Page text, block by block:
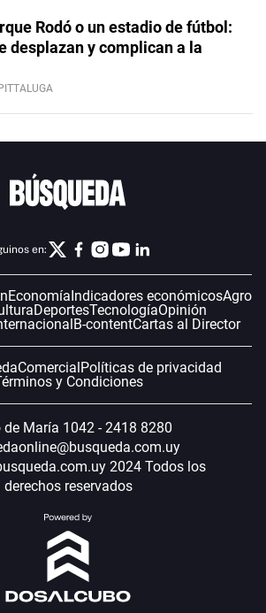
Rodó o un estadio de fútbol:
desplazan y complican a la
en:
Economía Indicadores económicosAgro
DeportesTecnologíaOpinión
B-contentCartas al Director
Comercial Políticas de privacidad
y Condiciones
de María 1042 - 2418 8280
2024 Todos los
derechos reservados